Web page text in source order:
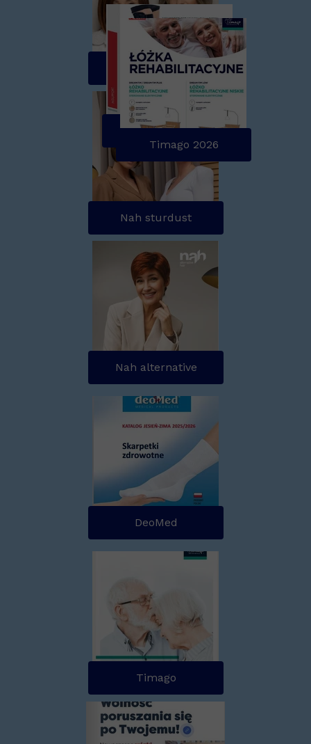
Timago 2026
MedicalSport 2026
Nah alternative
Nah sturdust
Nah beunique
DeoMed
Timago